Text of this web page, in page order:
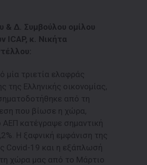
& Δ. Συμβούλου ομίλου
ICAP, κ. Νικήτα
μία τριετία ελαφράς
της Ελληνικής οικονομίας,
από τη
που βίωσε η χώρα,
κατέγραψε σημαντική
Η ξαφνική εμφάνιση της
Covid-19 και η εξάπλωσή
χώρα μας από το Μάρτιο